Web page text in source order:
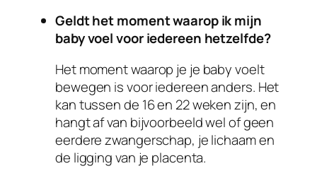
Geldt het moment waarop ik mijn
baby voel voor iedereen hetzelfde?
Het moment waarop je je baby voelt
bewegen is voor iedereen anders. Het
kan tussen de 16 en 22 weken zijn, en
hangt af van bijvoorbeeld wel of geen
eerdere zwangerschap, je lichaam en
de ligging van je placenta.